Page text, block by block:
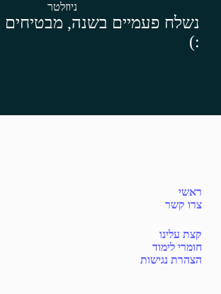
ניוזלטר
נשלח פעמיים בשנה, מבטיחים
:)
ראשי
צרו קשר
קצת עלינו
חומרי לימוד
הצהרת נגישות